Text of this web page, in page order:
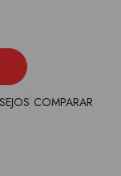
COMPARAR